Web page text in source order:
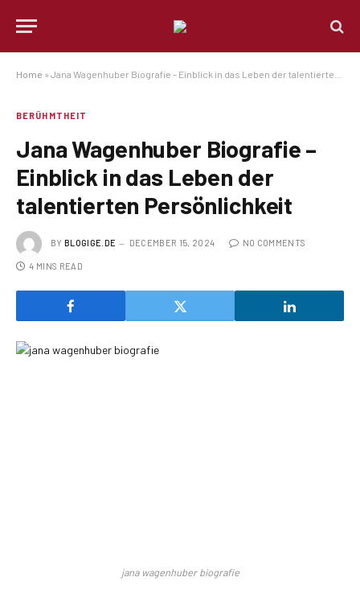
Home » Jana Wagenhuber Biografie – Einblick in das Leben der talentierten Persönlichkeit
BERÜHMTHEIT
Jana Wagenhuber Biografie –
Einblick in das Leben der
talentierten Persönlichkeit
BY BLOGIGE.DE DECEMBER 15, 2024 NO COMMENTS
4 MINS READ
jana wagenhuber biografie